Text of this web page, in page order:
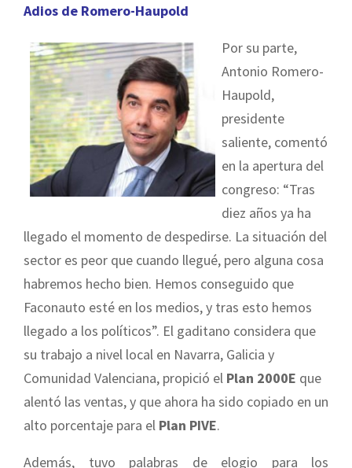
Adios de Romero-Haupold
Por su parte,
Antonio Romero-
Haupold,
presidente
saliente, comentó
en la apertura del
congreso: “Tras
diez años ya ha
llegado el momento de despedirse. La situación del
sector es peor que cuando llegué, pero alguna cosa
habremos hecho bien. Hemos conseguido que
Faconauto esté en los medios, y tras esto hemos
llegado a los políticos”. El gaditano considera que
su trabajo a nivel local en Navarra, Galicia y
Comunidad Valenciana, propició el Plan 2000E que
alentó las ventas, y que ahora ha sido copiado en un
alto porcentaje para el Plan PIVE.
Además, tuvo palabras de elogio para los